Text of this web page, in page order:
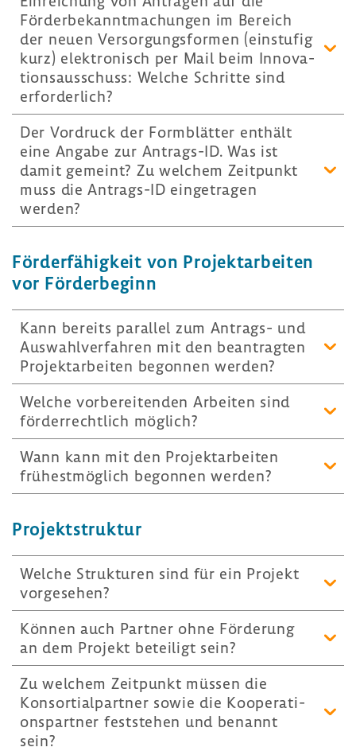
Förder­be­kannt­ma­chungen im Bereich
der neuen Versor­gungs­formen (einstufig
kurz) elek­tro­nisch per Mail beim Inno­va­
ti­ons­aus­schuss: Welche Schritte sind
erfor­der­lich?
Der Vordruck der Form­blätter enthält
eine Angabe zur Antrags-​ID. Was ist
damit gemeint? Zu welchem Zeit­punkt
muss die Antrags-​ID einge­tragen
werden?
Förder­fä­hig­keit von Projekt­ar­beiten
vor Förder­be­ginn
Kann bereits parallel zum Antrags-​ und
Auswahl­ver­fahren mit den bean­tragten
Projekt­ar­beiten begonnen werden?
Welche vorbe­rei­tenden Arbeiten sind
förder­recht­lich möglich?
Wann kann mit den Projekt­ar­beiten
frühest­mög­lich begonnen werden?
Projekt­struktur
Welche Struk­turen sind für ein Projekt
vorge­sehen?
Können auch Partner ohne Förde­rung
an dem Projekt betei­ligt sein?
Zu welchem Zeit­punkt müssen die
Konsor­ti­al­partner sowie die Koope­ra­ti­
ons­partner fest­stehen und benannt
sein?